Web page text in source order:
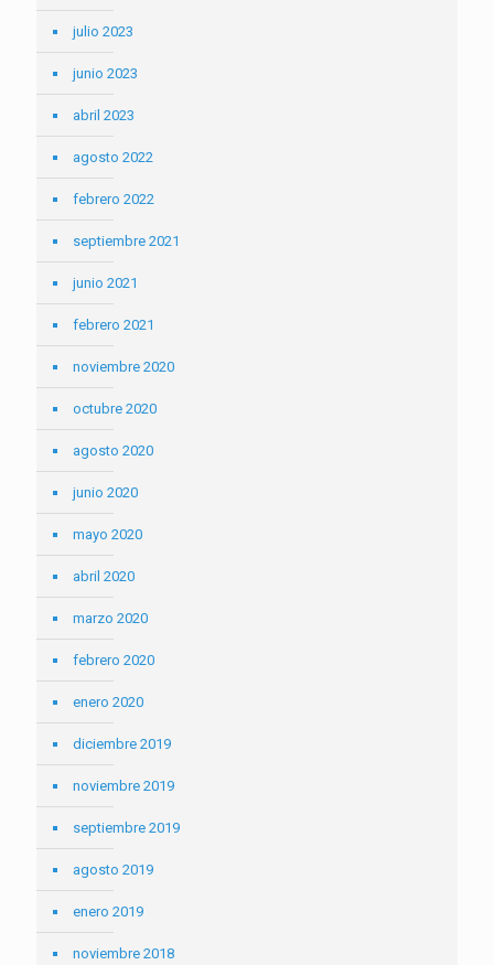
julio 2023
junio 2023
abril 2023
agosto 2022
febrero 2022
septiembre 2021
junio 2021
febrero 2021
noviembre 2020
octubre 2020
agosto 2020
junio 2020
mayo 2020
abril 2020
marzo 2020
febrero 2020
enero 2020
diciembre 2019
noviembre 2019
septiembre 2019
agosto 2019
enero 2019
noviembre 2018